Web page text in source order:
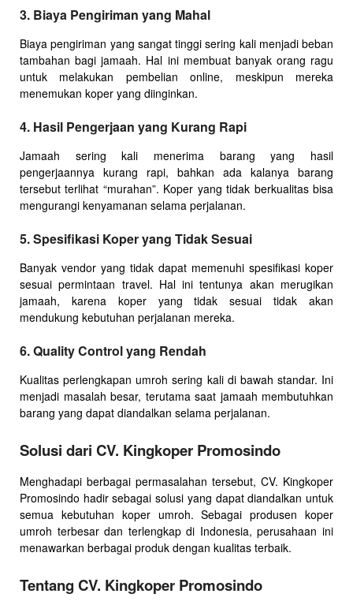
3. Biaya Pengiriman yang Mahal
Biaya pengiriman yang sangat tinggi sering kali menjadi beban
tambahan bagi jamaah. Hal ini membuat banyak orang ragu
untuk melakukan pembelian online, meskipun mereka
menemukan koper yang diinginkan.
4. Hasil Pengerjaan yang Kurang Rapi
Jamaah sering kali menerima barang yang hasil
pengerjaannya kurang rapi, bahkan ada kalanya barang
tersebut terlihat “murahan”. Koper yang tidak berkualitas bisa
mengurangi kenyamanan selama perjalanan.
5. Spesifikasi Koper yang Tidak Sesuai
Banyak vendor yang tidak dapat memenuhi spesifikasi koper
sesuai permintaan travel. Hal ini tentunya akan merugikan
jamaah, karena koper yang tidak sesuai tidak akan
mendukung kebutuhan perjalanan mereka.
6. Quality Control yang Rendah
Kualitas perlengkapan umroh sering kali di bawah standar. Ini
menjadi masalah besar, terutama saat jamaah membutuhkan
barang yang dapat diandalkan selama perjalanan.
Solusi dari CV. Kingkoper Promosindo
Menghadapi berbagai permasalahan tersebut, CV. Kingkoper
Promosindo hadir sebagai solusi yang dapat diandalkan untuk
semua kebutuhan koper umroh. Sebagai produsen koper
umroh terbesar dan terlengkap di Indonesia, perusahaan ini
menawarkan berbagai produk dengan kualitas terbaik.
Tentang CV. Kingkoper Promosindo